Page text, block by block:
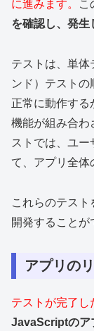
に進みます。
こ
を確認し、発生
テストは、単体
ンド）テスト
正常に動作する
機能が組み合わ
ストでは、ユ
て、アプリ全体
これらのテス
開発することが
アプリの
テストが完了し
JavaScriptのア